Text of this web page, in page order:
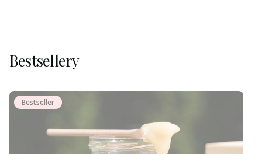
Bestsellery
Bestseller